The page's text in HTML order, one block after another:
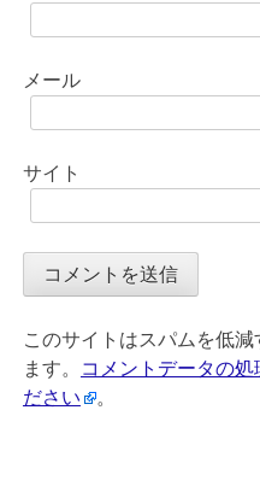
メール
サイト
このサイトはスパムを低
ます。
コメントデータの処
ださい
。